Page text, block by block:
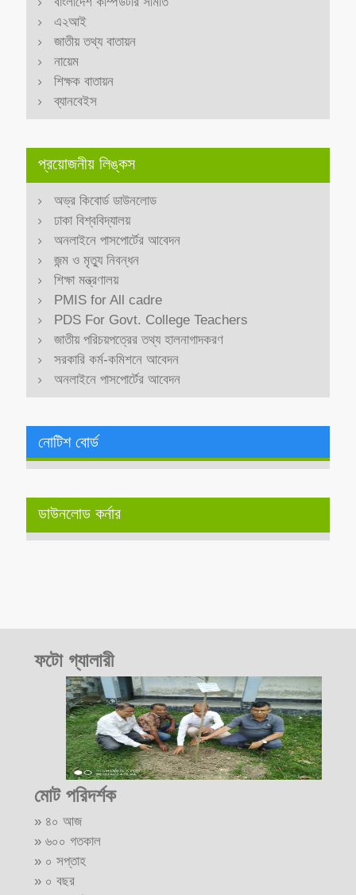
এ২আই
জাতীয় তথ্য বাতায়ন
নায়েম
শিক্ষক বাতায়ন
ব্যানবেইস
প্রয়োজনীয় লিঙ্কস
অভ্র কিবোর্ড ডাউনলোড
ঢাকা বিশ্ববিদ্যালয়
অনলাইনে পাসপোর্টের আবেদন
জন্ম ও মৃত্যু নিবন্ধন
শিক্ষা মন্ত্রণালয়
PMIS for All cadre
PDS For Govt. College Teachers
জাতীয় পরিচয়পত্রের তথ্য হালনাগাদকরণ
সরকারি কর্ম-কমিশনে আবেদন
অনলাইনে পাসপোর্টের আবেদন
নোটিশ বোর্ড
ডাউনলোড কর্নার
ফটো গ্যালারী
মোট পরিদর্শক
» ৪০ আজ
» ৬০০ গতকাল
» ০ সপ্তাহ
» ০ বছর